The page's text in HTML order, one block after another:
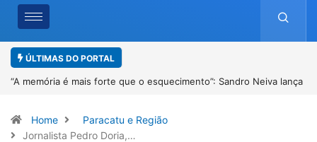
ÚLTIMAS DO PORTAL
4º Fliparacatu tem inscrições abertas para o Prêmio de Redação e
Home
Paracatu e Região
Jornalista Pedro Doria,…